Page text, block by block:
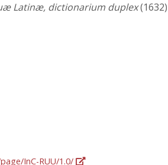
Latinæ, dictionarium duplex(1632)
InC-RUU/1.0/